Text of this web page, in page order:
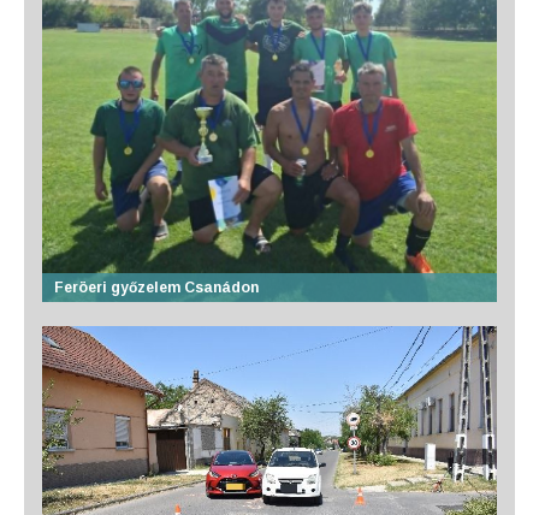
Feröeri győzelem Csanádon